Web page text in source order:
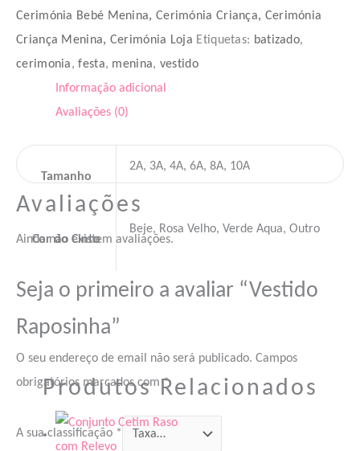
Cerimónia Bebé Menina, Cerimónia Criança, Cerimónia
Criança Menina, Cerimónia Loja Etiquetas: batizado,
cerimonia,festa, menina, vestido
Informação adicional
Avaliações (0)
Tamanho
2A, 3A, 4A, 6A, 8A, 10A
Cor do Cinto
Beje, Rosa Velho, Verde Aqua, Outro
Avaliações
Ainda não existem avaliações.
Seja o primeiro a avaliar “Vestido
Raposinha”
O seu endereço de email não será publicado. Campos
obrigatórios marcados com*
A sua classificação *
Produtos Relacionados